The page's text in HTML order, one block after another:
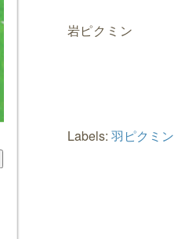
岩ピクミン
Labels: 羽ピクミン